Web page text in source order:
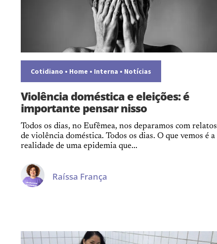
Cotidiano • Home • Interna • Notícias
Violência doméstica e eleições: é
importante pensar nisso
Todos os dias, no Eufêmea, nos deparamos com relatos
de violência doméstica. Todos os dias. O que vemos é a
realidade de uma epidemia que...
Raíssa França